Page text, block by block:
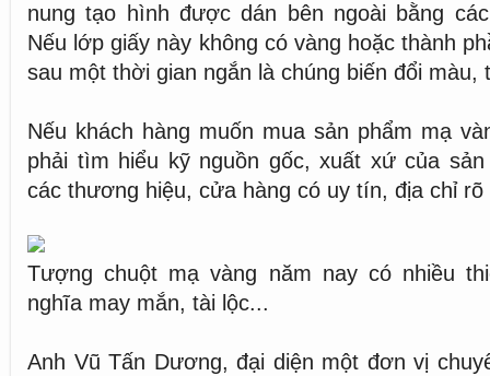
nung tạo hình được dán bên ngoài bằng
Nếu lớp giấy này không có vàng hoặc thành
sau một thời gian ngắn là chúng biến đổi màu,
Nếu khách hàng muốn mua sản phẩm mạ
phải tìm hiểu kỹ nguồn gốc, xuất xứ của
các thương hiệu, cửa hàng có uy tín, địa chỉ rõ
Tượng chuột mạ vàng năm nay có nhiều
nghĩa may mắn, tài lộc...
Anh Vũ Tấn Dương, đại diện một đơn vị